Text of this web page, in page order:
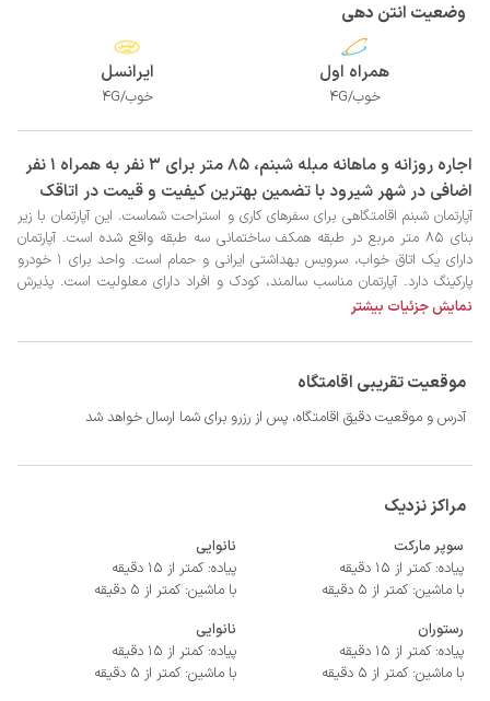
وضعیت انتن دهی
همراه اول
خوب/4G
ایرانسل
خوب/4G
‫‫اجاره روزانه و ماهانه مبله شبنم، 85 متر برای 3 نفر به همراه 1 نفر
اضافی در شهر شیرود با تضمین بهترین کیفیت و قیمت در اتاقک
نمایش جزئیات بیشتر
موقعیت تقریبی اقامتگاه
آدرس و موقعیت دقیق اقامتگاه، پس از رزرو برای شما ارسال خواهد شد
مراکز نزدیک
سوپر مارکت
پیاده: کمتر از 15 دقیقه
با ماشین: کمتر از 5 دقیقه
نانوایی
پیاده: کمتر از 15 دقیقه
با ماشین: کمتر از 5 دقیقه
رستوران
پیاده: کمتر از 15 دقیقه
با ماشین: کمتر از 5 دقیقه
نانوایی
پیاده: کمتر از 15 دقیقه
با ماشین: کمتر از 5 دقیقه